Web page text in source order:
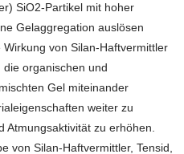
SiO2-Partikel mit hoher
Gelaggregation auslösen
von Silan-Haftvermittler
die organischen und
Gel miteinander
weiter zu
Atmungsaktivität zu erhöhen.
von Silan-Haftvermittler, Tensid,